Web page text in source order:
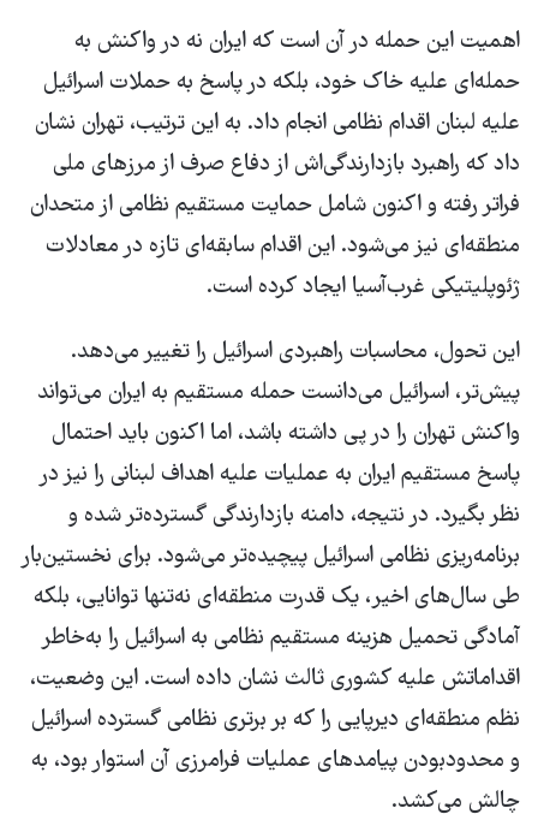
اهمیت این حمله در آن است که ایران نه در واکنش به
حمله‌ای علیه خاک خود، بلکه در پاسخ به حملات اسرائیل
علیه لبنان اقدام نظامی انجام داد. به این ترتیب، تهران نشان
داد که راهبرد بازدارندگی‌اش از دفاع صرف از مرزهای ملی
فراتر رفته و اکنون شامل حمایت مستقیم نظامی از متحدان
منطقه‌ای نیز می‌شود. این اقدام سابقه‌ای تازه در معادلات
ژئوپلیتیکی غرب‌آسیا ایجاد کرده است.
این تحول، محاسبات راهبردی اسرائیل را تغییر می‌دهد.
پیش‌تر، اسرائیل می‌دانست حمله مستقیم به ایران می‌تواند
واکنش تهران را در پی داشته باشد، اما اکنون باید احتمال
پاسخ مستقیم ایران به عملیات علیه اهداف لبنانی را نیز در
نظر بگیرد. در نتیجه، دامنه بازدارندگی گسترده‌تر شده و
برنامه‌ریزی نظامی اسرائیل پیچیده‌تر می‌شود. برای نخستین‌بار
طی سال‌های اخیر، یک قدرت منطقه‌ای نه‌تنها توانایی، بلکه
آمادگی تحمیل هزینه مستقیم نظامی به اسرائیل را به‌خاطر
اقداماتش علیه کشوری ثالث نشان داده است. این وضعیت،
نظم منطقه‌ای دیرپایی را که بر برتری نظامی گسترده اسرائیل
و محدودبودن پیامدهای عملیات فرامرزی آن استوار بود، به
چالش می‌کشد.